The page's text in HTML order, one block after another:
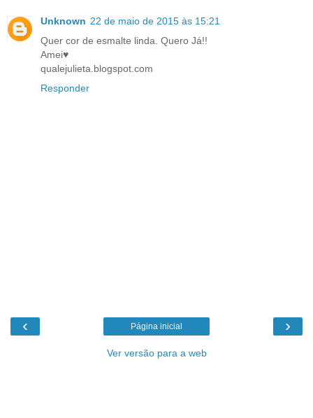
Unknown 22 de maio de 2015 às 15:21
Quer cor de esmalte linda. Quero Já!!
Amei♥
qualejulieta.blogspot.com
Responder
‹ ›
Página inicial
Ver versão para a web